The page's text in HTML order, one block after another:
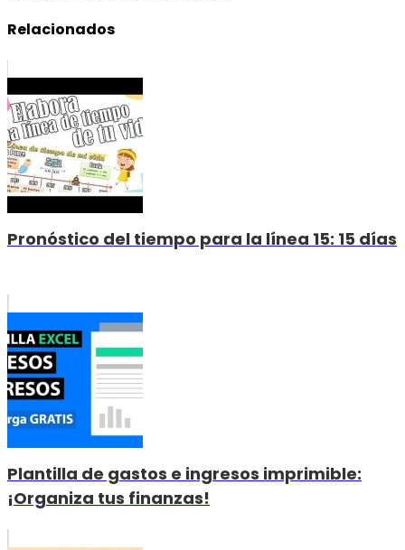
Relacionados
Pronóstico del tiempo para la línea 15: 15 días
Plantilla de gastos e ingresos imprimible:
¡Organiza tus finanzas!